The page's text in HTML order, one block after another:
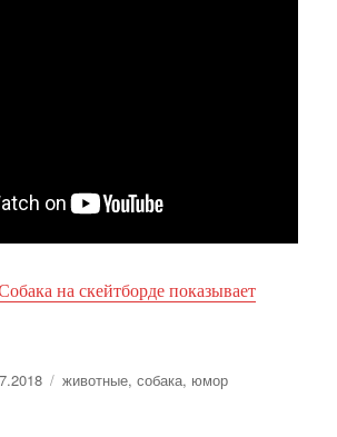
на скейтборде показывает
Метки
животные,собака, юмор